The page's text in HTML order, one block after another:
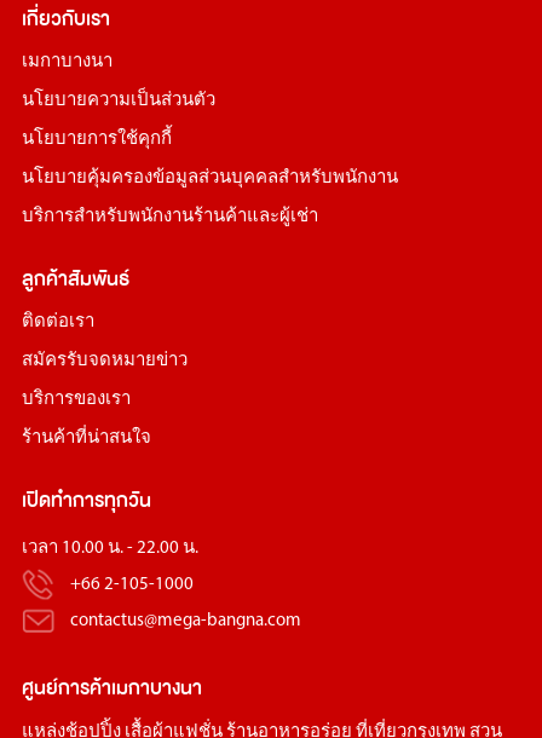
เกี่ยวกับเรา
เมกาบางนา
นโยบายความเป็นส่วนตัว
นโยบายการใช้คุกกี้
นโยบายคุ้มครองข้อมูลส่วนบุคคลสำหรับพนักงาน
บริการสำหรับพนักงานร้านค้าและผู้เช่า
ลูกค้าสัมพันธ์
ติดต่อเรา
สมัครรับจดหมายข่าว
บริการของเรา
ร้านค้าที่น่าสนใจ
เปิดทำการทุกวัน
เวลา 10.00 น. - 22.00 น.
+66 2-105-1000
contactus@mega-bangna.com
ศูนย์การค้าเมกาบางนา
แหล่งช้อปปิ้ง เสื้อผ้าแฟชั่น ร้านอาหารอร่อย ที่เที่ยวกรุงเทพ สวน